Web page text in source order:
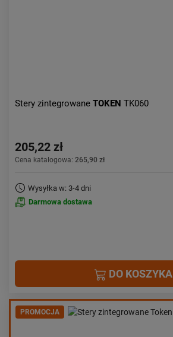
Stery zintegrowane TOKEN TK060
205,22 zł
Cena katalogowa: 265,90 zł
Wysyłka w: 3-4 dni
Darmowa dostawa
DO KOSZYKA
PROMOCJA